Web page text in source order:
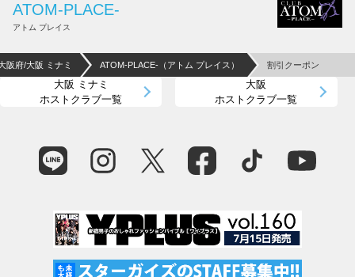
ATOM-PLACE-
アトム プレイス
阪府/大阪 ミナミ ATOM-PLACE-（アトム プレイス） 割引クーポン
大阪 ミナミ
ホストクラブ一覧
大阪
ホストクラブ一覧